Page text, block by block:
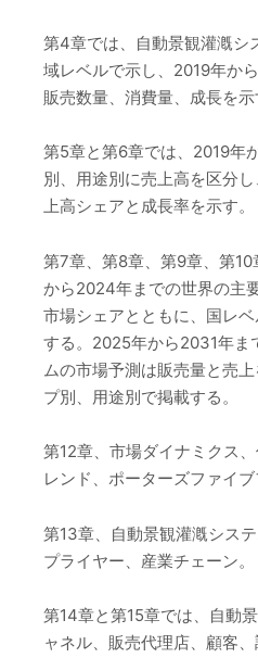
第4章では、自動景観灌漑シ
域レベルで示し、2019年か
販売数量、消費量、成長を示
第5章と第6章では、2019年
別、用途別に売上高を区分
上高シェアと成長率を示す。
第7章、第8章、第9章、第
から2024年までの世界の主
市場シェアとともに、国レ
する。2025年から2031年ま
ムの市場予測は販売量と売
プ別、用途別で掲載する。
第12章、市場ダイナミクス
レンド、ポーターズファイブ
第13章、自動景観灌漑シス
プライヤー、産業チェーン。
第14章と第15章では、自動
ャネル、販売代理店、顧客